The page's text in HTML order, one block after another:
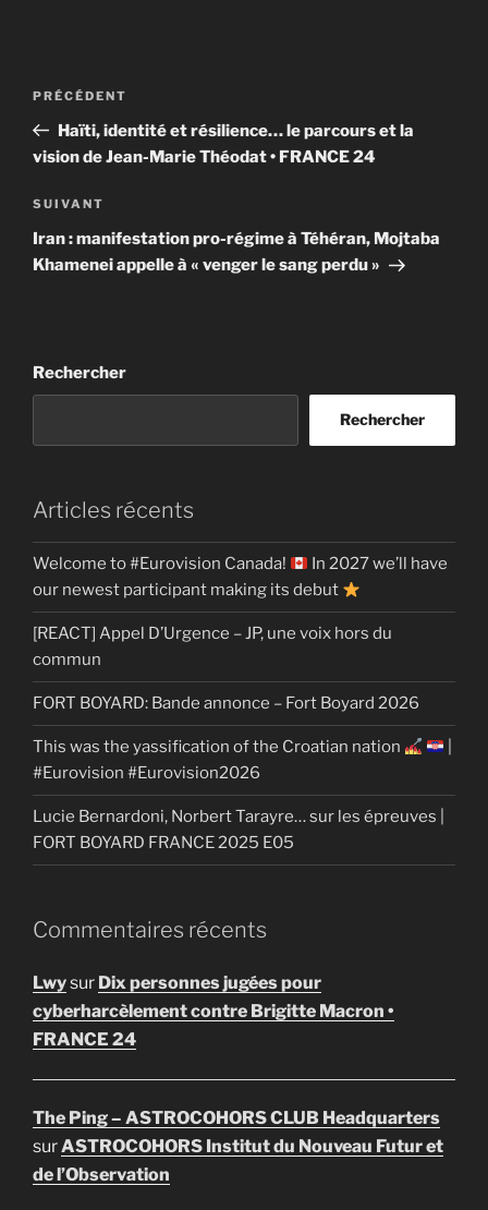
Navigation
l’article
Article
précédent
PRÉCÉDENT
Haïti, identité et résilience… le parcours et la
vision de Jean-Marie Théodat • FRANCE 24
Article
suivant
SUIVANT
Iran : manifestation pro-régime à Téhéran, Mojtaba
Khamenei appelle à « venger le sang perdu »
Rechercher
Rechercher
Articles récents
Welcome to #Eurovision Canada!
In 2027 we’ll have
our newest participant making its debut
[REACT] Appel D’Urgence – JP, une voix hors du
commun
FORT BOYARD: Bande annonce – Fort Boyard 2026
This was the yassification of the Croatian nation
#Eurovision #Eurovision2026
Lucie Bernardoni, Norbert Tarayre… sur les épreuves |
FORT BOYARD FRANCE 2025 E05
Commentaires récents
Lwysur Dix personnes jugées pour
cyberharcèlement contre Brigitte Macron •
FRANCE 24
The Ping – ASTROCOHORS CLUB Headquarters
surASTROCOHORS Institut du Nouveau Futur et
de l’Observation